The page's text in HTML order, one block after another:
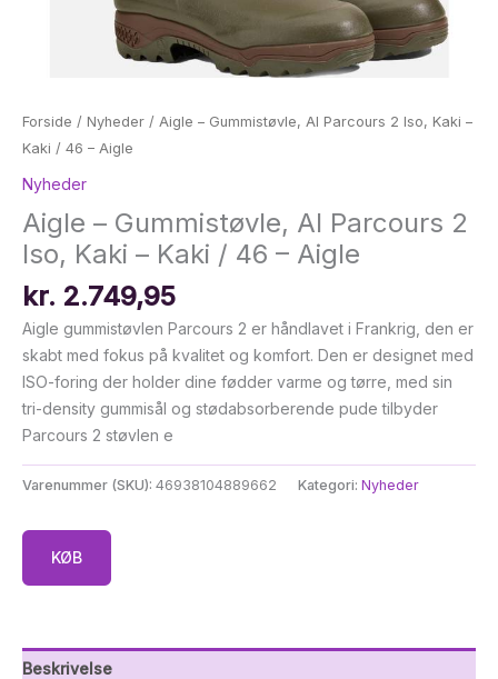
Forside / Nyheder / Aigle – Gummistøvle, Al Parcours 2 Iso, Kaki –
Kaki / 46 – Aigle
Nyheder
Aigle – Gummistøvle, Al Parcours 2
Iso, Kaki – Kaki / 46 – Aigle
kr. 2.749,95
Aigle gummistøvlen Parcours 2 er håndlavet i Frankrig, den er
skabt med fokus på kvalitet og komfort. Den er designet med
ISO-foring der holder dine fødder varme og tørre, med sin
tri-density gummisål og stødabsorberende pude tilbyder
Parcours 2 støvlen e
Varenummer (SKU): 46938104889662 Kategori: Nyheder
KØB
Beskrivelse